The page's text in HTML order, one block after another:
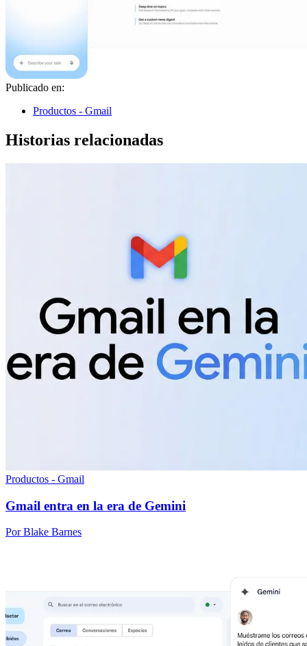
Publicado en:
Productos - Gmail
Historias relacionadas
Productos - Gmail
Gmail entra en la era de Gemini
Por Blake Barnes